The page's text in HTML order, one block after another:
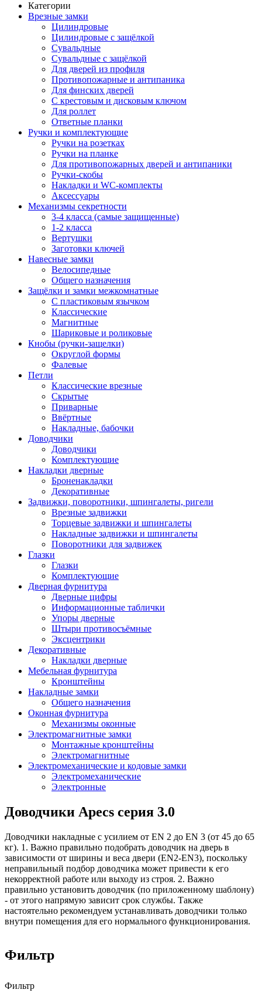
Категории
Врезные замки
Цилиндровые
Цилиндровые с защёлкой
Сувальдные
Сувальдные с защёлкой
Для дверей из профиля
Противопожарные и антипаника
Для финских дверей
С крестовым и дисковым ключом
Для роллет
Ответные планки
Ручки и комплектующие
Ручки на розетках
Ручки на планке
Для противопожарных дверей и антипаники
Ручки-скобы
Накладки и WC-комплекты
Аксессуары
Механизмы секретности
3-4 класса (самые защищенные)
1-2 класса
Вертушки
Заготовки ключей
Навесные замки
Велосипедные
Общего назначения
Защёлки и замки межкомнатные
С пластиковым язычком
Классические
Магнитные
Шариковые и роликовые
Кнобы (ручки-защелки)
Округлой формы
Фалевые
Петли
Классические врезные
Скрытые
Приварные
Ввёртные
Накладные, бабочки
Доводчики
Доводчики
Комплектующие
Накладки дверные
Броненакладки
Декоративные
Задвижки, поворотники, шпингалеты, ригели
Врезные задвижки
Торцевые задвижки и шпингалеты
Накладные задвижки и шпингалеты
Поворотники для задвижек
Глазки
Глазки
Комплектующие
Дверная фурнитура
Дверные цифры
Информационные таблички
Упоры дверные
Штыри противосъёмные
Эксцентрики
Декоративные
Накладки дверные
Мебельная фурнитура
Кронштейны
Накладные замки
Общего назначения
Оконная фурнитура
Механизмы оконные
Электромагнитные замки
Монтажные кронштейны
Электромагнитные
Электромеханические и кодовые замки
Электромеханические
Электронные
Доводчики Apecs серия 3.0
Доводчики накладные с усилием от EN 2 до EN 3 (от 45 до 65
кг). 1. Важно правильно подобрать доводчик на дверь в
зависимости от ширины и веса двери (EN2-EN3), поскольку
неправильный подбор доводчика может привести к его
некорректной работе или выходу из строя. 2. Важно
правильно установить доводчик (по приложенному шаблону)
- от этого напрямую зависит срок службы. Также
настоятельно рекомендуем устанавливать доводчики только
внутри помещения для его нормального функционирования.
Фильтр
Фильтр